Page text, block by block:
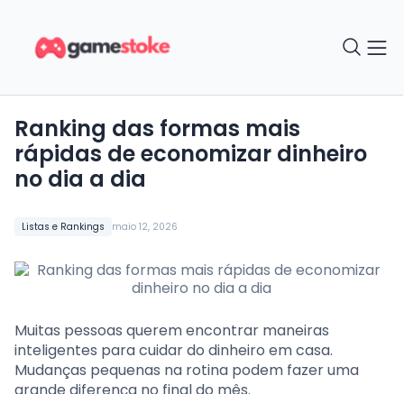
Listas e Rankings maio 12, 2026
Ranking das formas mais
rápidas de economizar dinheiro
no dia a dia
Muitas pessoas querem encontrar maneiras
inteligentes para cuidar do dinheiro em casa.
Mudanças pequenas na rotina podem fazer uma
grande diferença no final do mês.